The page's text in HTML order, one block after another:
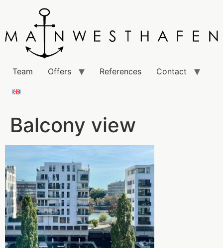
Team Offers References Contact
Balcony view